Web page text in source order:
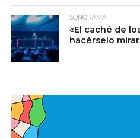
SONORAMA
«El caché de
hacérselo